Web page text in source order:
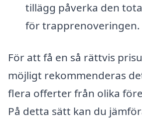
tillägg påverka den
för trapprenoveringen.
För att få en så rättvis
möjligt rekommenderas
flera offerter från olika
På detta sätt kan du